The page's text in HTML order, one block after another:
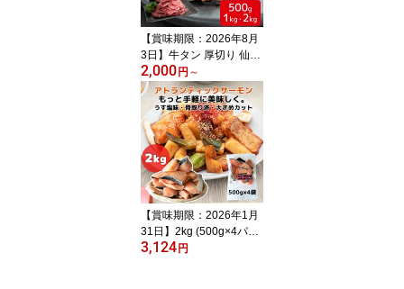
【賞味期限：2026年8月
3日】牛タン 厚切り 仙台
うま塩 500g・1kg・2kg
【在庫有り】【冷凍】牛
たん 焼き肉 BBQ 焼肉 牛
肉 味付き 大盛 業務用
大容量 仙台 和顔
2,000 円 ～
【賞味期限：2026年1月
31日】2kg (500g×4パッ
ク) 骨取りアトランティ
3,124 円